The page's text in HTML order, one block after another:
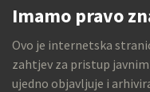
Imamo pravo
Ovo je internetska
zahtjev za pristup
ujedno objavljuje i